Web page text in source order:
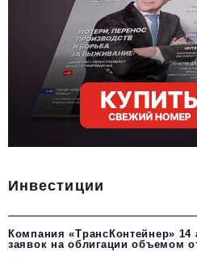
Инвестиции
Компания «ТрансКонтейнер» 14
заявок на облигации объемом